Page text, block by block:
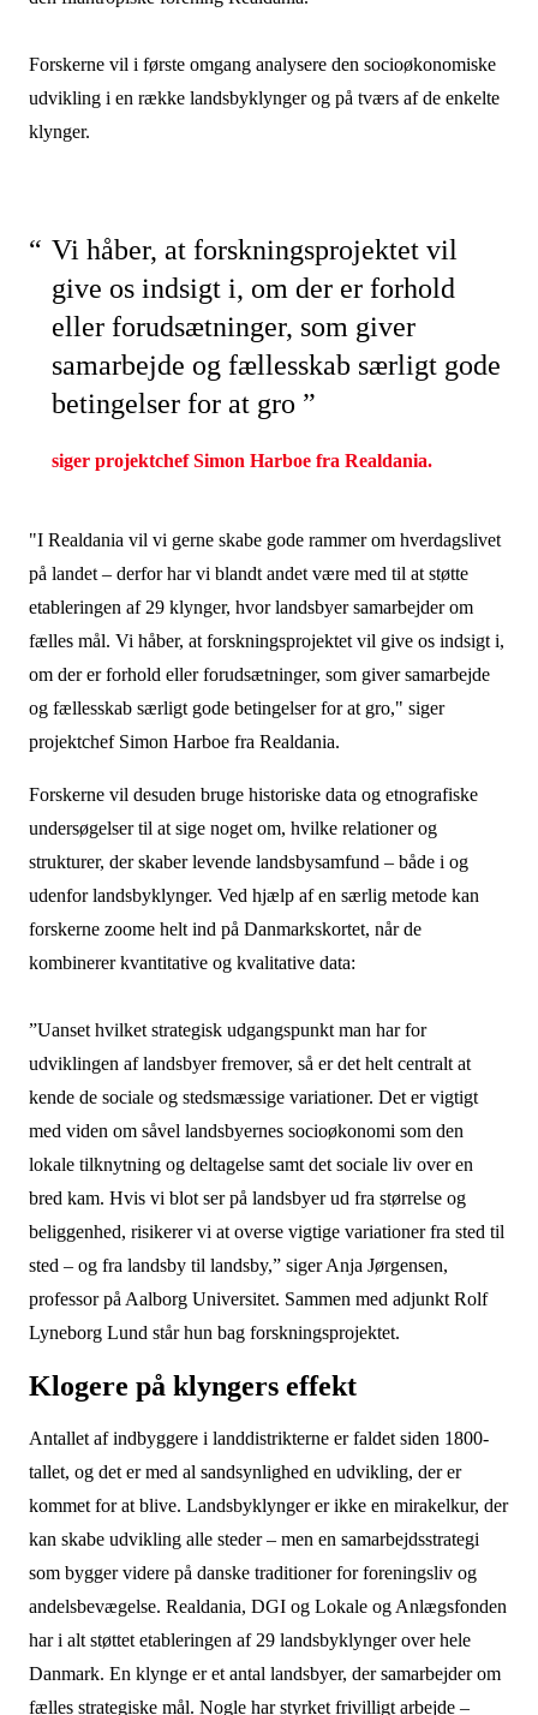
Forskerne vil i første omgang analysere den socioøkonomiske
udvikling i en række landsbyklynger og på tværs af de enkelte
klynger.
Vi håber, at forskningsprojektet vil
give os indsigt i, om der er forhold
eller forudsætninger, som giver
samarbejde og fællesskab særligt gode
betingelser for at gro ”
siger projektchef Simon Harboe fra Realdania.
"I Realdania vil vi gerne skabe gode rammer om hverdagslivet
på landet – derfor har vi blandt andet være med til at støtte
etableringen af 29 klynger, hvor landsbyer samarbejder om
fælles mål. Vi håber, at forskningsprojektet vil give os indsigt i,
om der er forhold eller forudsætninger, som giver samarbejde
og fællesskab særligt gode betingelser for at gro," siger
projektchef Simon Harboe fra Realdania.
Forskerne vil desuden bruge historiske data og etnografiske
undersøgelser til at sige noget om, hvilke relationer og
strukturer, der skaber levende landsbysamfund – både i og
udenfor landsbyklynger. Ved hjælp af en særlig metode kan
forskerne zoome helt ind på Danmarkskortet, når de
kombinerer kvantitative og kvalitative data:
”Uanset hvilket strategisk udgangspunkt man har for
udviklingen af landsbyer fremover, så er det helt centralt at
kende de sociale og stedsmæssige variationer. Det er vigtigt
med viden om såvel landsbyernes socioøkonomi som den
lokale tilknytning og deltagelse samt det sociale liv over en
bred kam. Hvis vi blot ser på landsbyer ud fra størrelse og
beliggenhed, risikerer vi at overse vigtige variationer fra sted til
sted – og fra landsby til landsby,” siger Anja Jørgensen,
professor på Aalborg Universitet. Sammen med adjunkt Rolf
Lyneborg Lund står hun bag forskningsprojektet.
Klogere på klyngers effekt
Antallet af indbyggere i landdistrikterne er faldet siden 1800-
tallet, og det er med al sandsynlighed en udvikling, der er
kommet for at blive. Landsbyklynger er ikke en mirakelkur, der
kan skabe udvikling alle steder – men en samarbejdsstrategi
som bygger videre på danske traditioner for foreningsliv og
andelsbevægelse. Realdania, DGI og Lokale og Anlægsfonden
har i alt støttet etableringen af 29 landsbyklynger over hele
Danmark. En klynge er et antal landsbyer, der samarbejder om
fælles strategiske mål. Nogle har styrket frivilligt arbejde –